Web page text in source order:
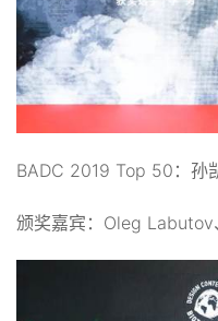
BADC 2019 Top 50：孙
颁奖嘉宾：Oleg